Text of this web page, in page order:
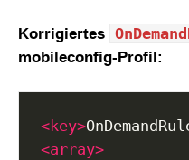
Korrigiertes
mobileconfig-Profil:
<key>
<array>